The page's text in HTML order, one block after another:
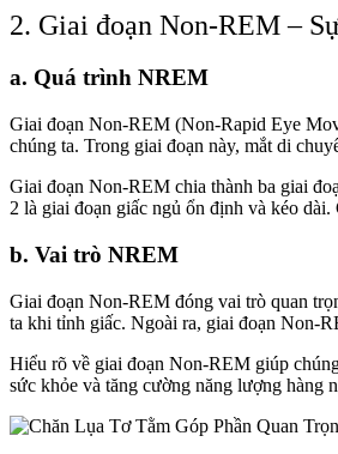
2. Giai đoạn Non-REM –
a. Quá trình NREM
Giai đoạn Non-REM (Non-Rapid Eye
chúng ta. Trong giai đoạn này, mắt di
Giai đoạn Non-REM chia thành ba giai
2 là giai đoạn giấc ngủ ổn định và kéo
b. Vai trò NREM
Giai đoạn Non-REM đóng vai trò quan
ta khi tỉnh giấc. Ngoài ra, giai đoạn Non-
Hiểu rõ về giai đoạn Non-REM giúp
sức khỏe và tăng cường năng lượng hàng